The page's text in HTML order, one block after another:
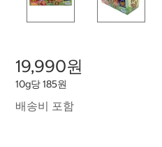
19,990원
10g당 185원
배송비 포함